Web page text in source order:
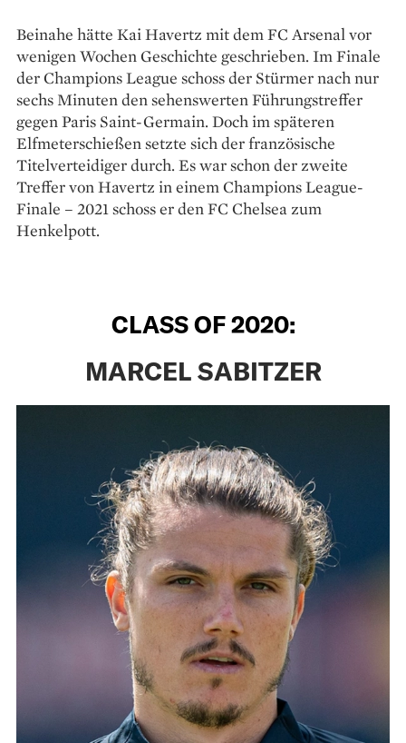
Beinahe hätte Kai Havertz mit dem FC Arsenal vor
wenigen Wochen Geschichte geschrieben. Im Finale
der Champions League schoss der Stürmer nach nur
sechs Minuten den sehenswerten Führungstreffer
gegen Paris Saint-Germain. Doch im späteren
Elfmeterschießen setzte sich der französische
Titelverteidiger durch. Es war schon der zweite
Treffer von Havertz in einem Champions League-
Finale – 2021 schoss er den FC Chelsea zum
Henkelpott.
CLASS OF 2020:
MARCEL SABITZER